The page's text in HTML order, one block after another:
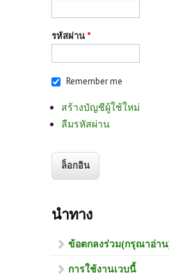
รหัสผ่าน *
Remember me
สร้างบัญชีผู้ใช้ใหม่
ลืมรหัสผ่าน
นำทาง
ข้อตกลงร่วม(กรุณาอ่า
การใช้งานเวบนี้